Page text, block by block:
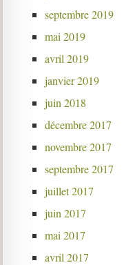
septembre 2019
mai 2019
avril 2019
janvier 2019
juin 2018
décembre 2017
novembre 2017
septembre 2017
juillet 2017
juin 2017
mai 2017
avril 2017